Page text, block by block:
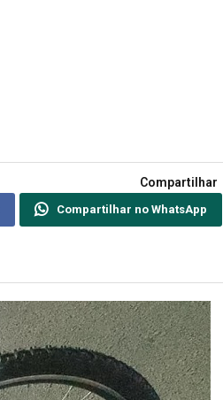
Compartilhar
Compartilhar no WhatsApp